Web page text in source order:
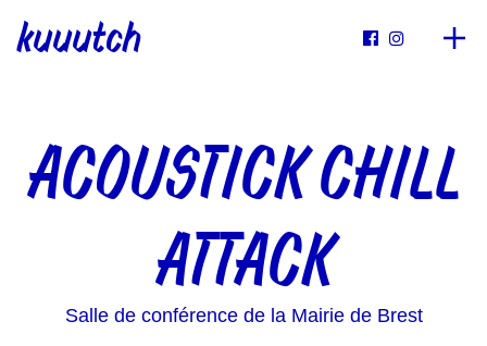
kuuutch  
ACOUSTICK CHILL
ATTACK
Salle de conférence de la Mairie de Brest